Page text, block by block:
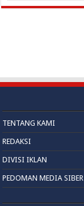
TENTANG KAMI
REDAKSI
DIVISI IKLAN
PEDOMAN MEDIA SIBER